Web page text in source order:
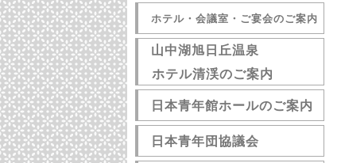
ホテル・会議室・ご宴会のご案内
山中湖旭日丘温泉
ホテル清渓のご案内
日本青年館ホールのご案内
日本青年団協議会